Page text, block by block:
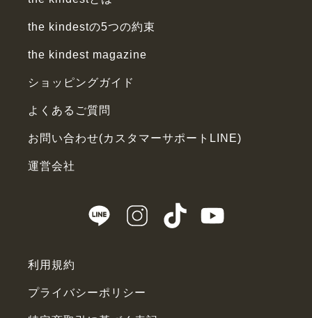
the kindestの5つの約束
the kindest magazine
ショッピングガイド
よくあるご質問
お問い合わせ(カスタマーサポートLINE)
運営会社
利用規約
プライバシーポリシー